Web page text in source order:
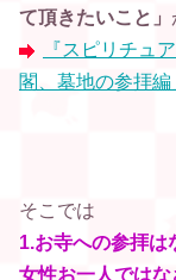
て頂きたいこと」
『スピリチュ
閣、墓地の参拝編
そこでは
1.お寺への参拝は
女性お一人ではな